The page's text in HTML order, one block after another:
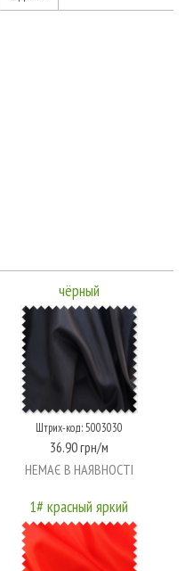
чёрный
Штрих-код: 5003030
36.90 грн/м
НЕМАЄ В НАЯВНОСТІ
1# красный яркий